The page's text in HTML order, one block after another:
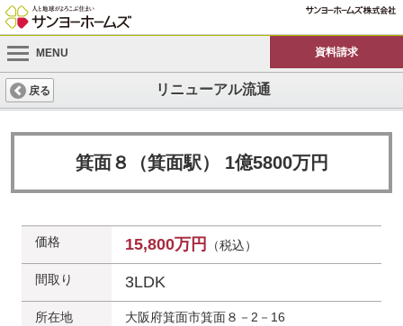
資料請求
MENU
戻る リニューアル流通
箕面８（箕面駅） 1億5800万円
価格 15,800万円 （税込）
間取り 3LDK
所在地 大阪府箕面市箕面８－2－16